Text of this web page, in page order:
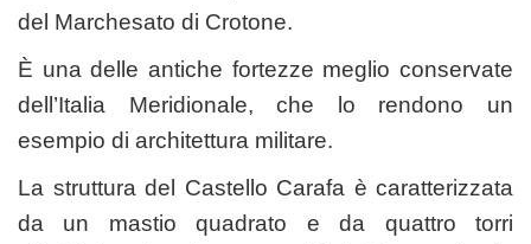
del Marchesato di Crotone.
È una delle antiche fortezze meglio conservate
dell’Italia Meridionale, che lo rendono un
esempio di architettura militare.
La struttura del Castello Carafa è caratterizzata
da un mastio quadrato e da quattro torri